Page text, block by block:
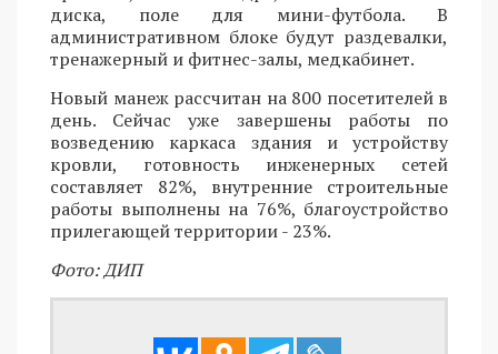
диска, поле для мини-футбола. В
административном блоке будут раздевалки,
тренажерный и фитнес-залы, медкабинет.
Новый манеж рассчитан на 800 посетителей в
день. Сейчас уже завершены работы по
возведению каркаса здания и устройству
кровли, готовность инженерных сетей
составляет 82%, внутренние строительные
работы выполнены на 76%, благоустройство
прилегающей территории - 23%.
Фото: ДИП